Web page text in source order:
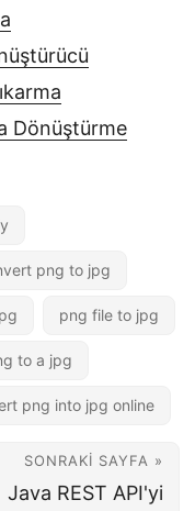
Dönüştürme
png to jpg
png file to jpg
to a jpg
png into jpg online
SONRAKI SAYFA »
Java REST API'yi